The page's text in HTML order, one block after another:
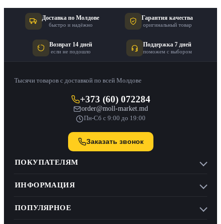
Доставка по Молдове
быстро и надёжно
Гарантия качества
оригинальный товар
Возврат 14 дней
если не подошло
Поддержка 7 дней
поможем с выбором
Тысячи товаров с доставкой по всей Молдове
+373 (60) 072284
order@moll-market.md
Пн-Сб с 9:00 до 19:00
Заказать звонок
ПОКУПАТЕЛЯМ
ИНФОРМАЦИЯ
ПОПУЛЯРНОЕ